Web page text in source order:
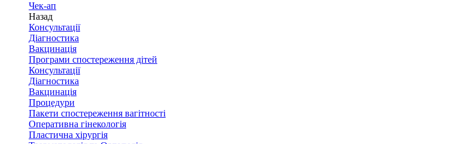
Чек-ап
Назад
Консультації
Діагностика
Вакцинація
Програми спостереження дітей
Консультації
Діагностика
Вакцинація
Процедури
Пакети спостереження вагітності
Оперативна гінекологія
Пластична хірургія